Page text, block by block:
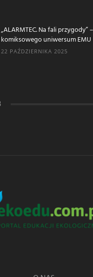
„ALARMTEC. Na fali przygody”
komiksowego uniwersum EMU
22 PAŹDZIERNIKA 2025